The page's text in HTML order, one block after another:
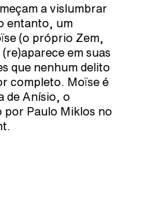
a vislumbrar
entanto, um
(o próprio Zem,
em suas
que nenhum delito
completo. Moïse é
de Anísio, o
por Paulo Miklos no